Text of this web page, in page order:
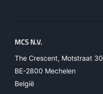
MCS N.V.
The Crescent, Motstraat 30
BE-2800 Mechelen
België